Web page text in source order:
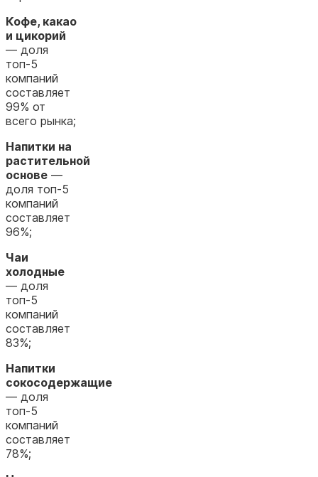
Кофе, какао
и цикорий
— доля
топ-5
компаний
составляет
99% от
всего рынка;
Напитки на
растительной
основе —
доля топ-5
компаний
составляет
96%;
Чаи
холодные
— доля
топ-5
компаний
составляет
83%;
Напитки
сокосодержащие
— доля
топ-5
компаний
составляет
78%;